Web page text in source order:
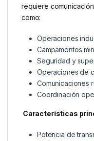
requiere
como:
Operaciones
Campamentos
Seguridad y
Operaciones de
Comunicaciones
Coordinación
Características
Potencia de